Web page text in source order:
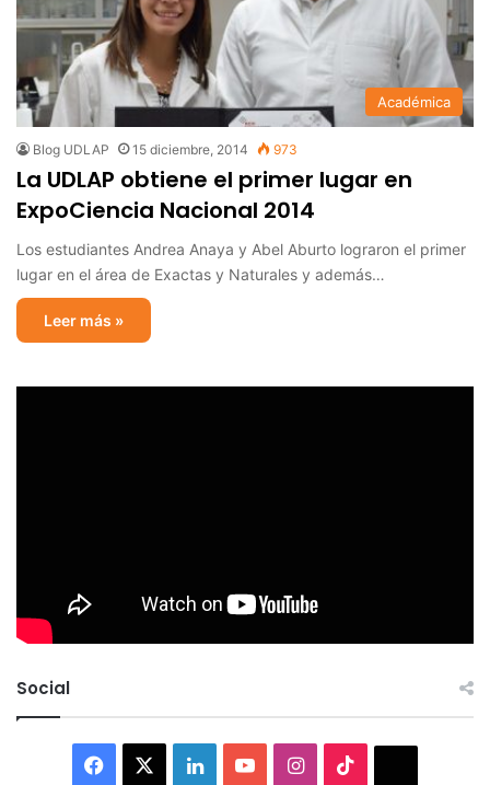
Académica
Blog UDLAP 15 diciembre, 2014 973
La UDLAP obtiene el primer lugar en
ExpoCiencia Nacional 2014
Los estudiantes Andrea Anaya y Abel Aburto lograron el primer
lugar en el área de Exactas y Naturales y además…
Leer más »
Social
Facebook LinkedInYouTubeInstagram